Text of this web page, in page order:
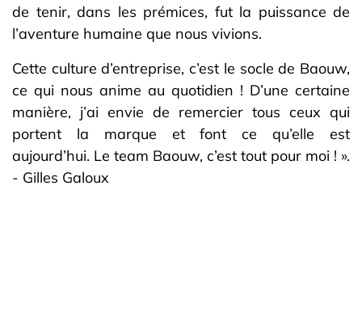
de tenir, dans les prémices, fut la puissance de
l’aventure humaine que nous vivions.
Cette culture d’entreprise, c’est le socle de Baouw,
ce qui nous anime au quotidien ! D’une certaine
manière, j’ai envie de remercier tous ceux qui
portent la marque et font ce qu’elle est
aujourd’hui. Le team Baouw, c’est tout pour moi ! ».
- Gilles Galoux